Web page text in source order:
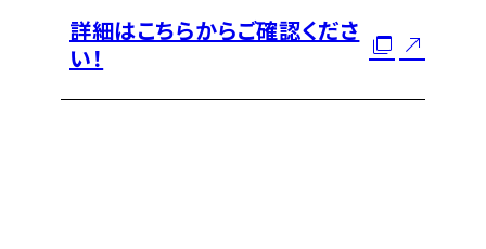
詳細はこちらからご確認くださ
い！